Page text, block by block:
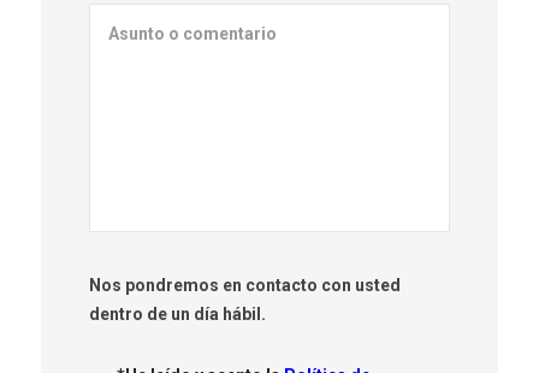
Nos pondremos en contacto con usted
dentro de un día hábil.